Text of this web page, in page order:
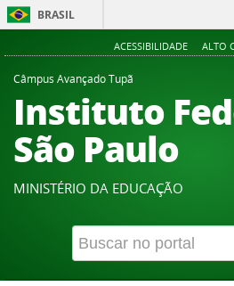
BRASIL
ACESSIBILIDADE ALTO
Câmpus Avançado Tupã
Instituto
São Paulo
MINISTÉRIO DA EDUCAÇÃO